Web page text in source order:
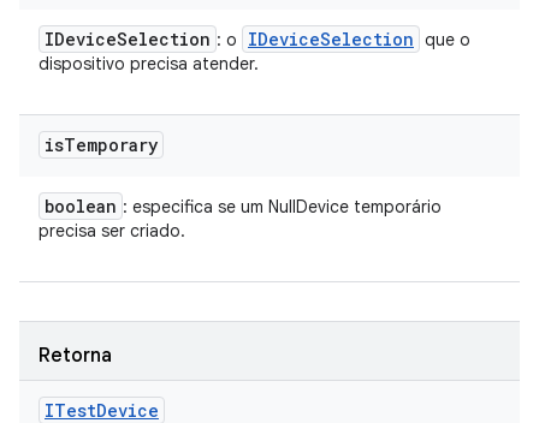
IDeviceSelection : o IDeviceSelection que o
dispositivo precisa atender.
isTemporary
boolean : especifica se um NullDevice temporário
precisa ser criado.
Retorna
ITestDevice